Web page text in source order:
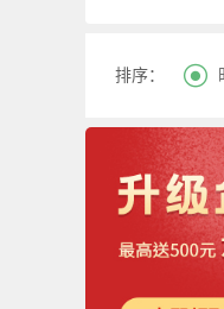
排序： 